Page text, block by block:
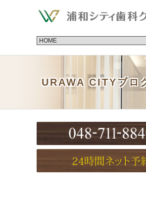
URAWA CITYブロ